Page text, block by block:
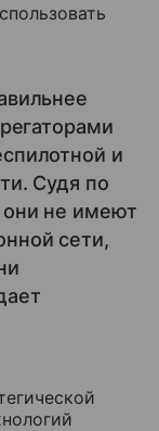
и
Судя по
они не имеют
сети,